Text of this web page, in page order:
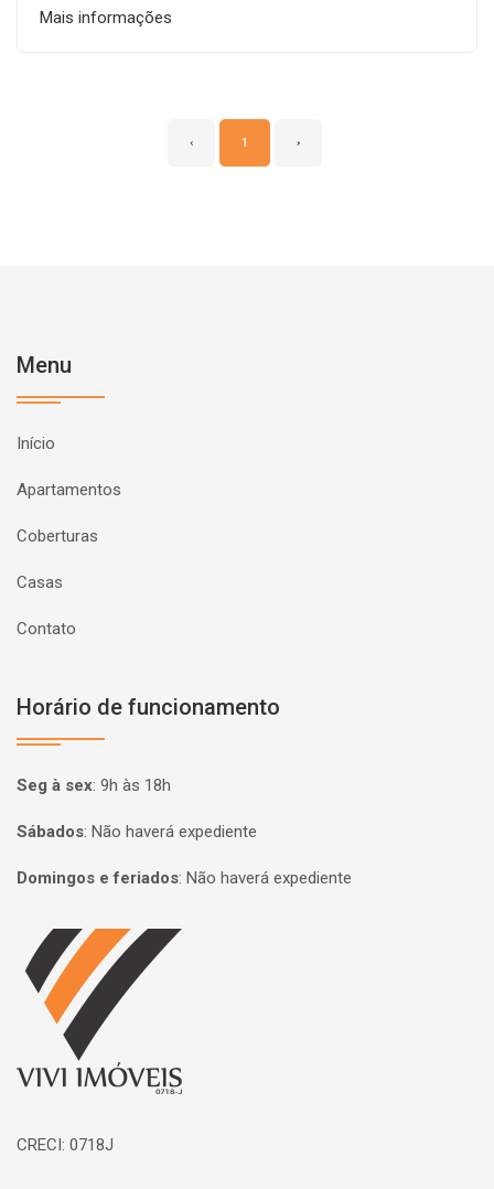
Mais informações
‹ 1 ›
Menu
Início
Apartamentos
Coberturas
Casas
Contato
Horário de funcionamento
Seg à sex: 9h às 18h
Sábados: Não haverá expediente
Domingos e feriados: Não haverá expediente
Página inicial
CRECI: 0718J